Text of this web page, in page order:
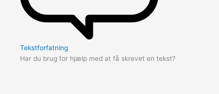
Tekstforfatning
Har du brug for hjælp med at få skrevet en tekst?